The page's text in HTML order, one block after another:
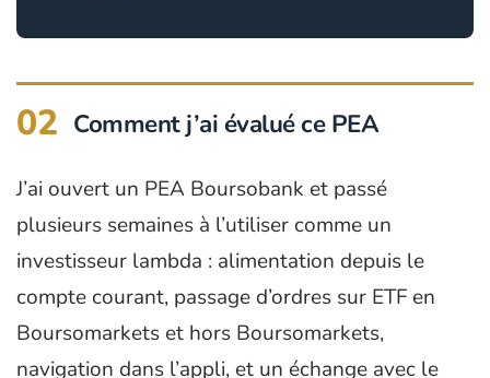
02 Comment j’ai évalué ce PEA
J’ai ouvert un PEA Boursobank et passé
plusieurs semaines à l’utiliser comme un
investisseur lambda : alimentation depuis le
compte courant, passage d’ordres sur ETF en
Boursomarkets et hors Boursomarkets,
navigation dans l’appli, et un échange avec le